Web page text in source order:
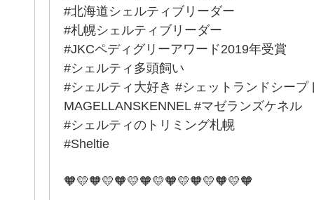
#北海道シェルティブリーダー
#札幌シェルティブリーダー
#JKCペディグリーアワード2019年受賞
#シェルティ多頭飼い
#シェルティ大好き #シェットランドシー
MAGELLANSKENNEL #マゼランズケネル
#シェルティのトリミング札幌
#Sheltie
🧡💛🧡💛🧡💛🧡💛🧡💛🧡💛🧡💛🧡